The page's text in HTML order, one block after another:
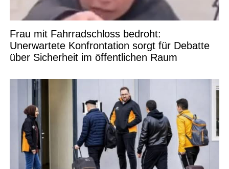
Frau mit Fahrradschloss bedroht:
Unerwartete Konfrontation sorgt für Debatte
über Sicherheit im öffentlichen Raum